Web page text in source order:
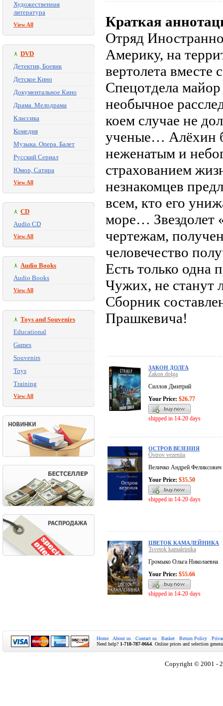
Художественная
литература
View All
DVD
Детектив, Боевик
Детское Кино
Документальное Кино
Драма. Мелодрама
Классика
Комедия
Музыка. Опера. Балет
Русский Сериал
Юмор, Сатира
View All
CD
Audio CD
View All
Audio Books
Audio Books
View All
Toys and Souvenirs
Educational
Games
Souvenirs
Toys
Training
View All
Краткая
Отряд
Америку, на
вертолета вместе
Спецотдела
необычное
коем случае не
ученые… Алёхин
неженатым и
страхованием
незнакомцев
всем, кто его
море… Звездолет
чертежам,
человечество
Есть только одна
Чужих, не станут
Сборник
Прашкевича!
ЗАКОН ДОЛГА
Zakon dolga
Силлов Дмитрий
Your Price: $26.77
shipped in 14-20 days
ОСТРОВ ВЕЗЕНИЯ
Ostrov vezeniia
Величко Андрей Феликсович
Your Price: $35.50
shipped in 14-20 days
ЦВЕТОК КАМАЛЕЙНИКА
Tsvetok kamaleinika
Громыко Ольга Николаевна
Your Price: $55.66
shipped in 14-20 days
Home About us Contact us Basket Return Policy
Need help? 1-718-787-0664 . Online prices and selection
Copyright © 2001 -